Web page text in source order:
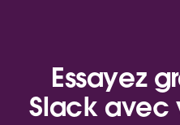
Essayez
Slack avec